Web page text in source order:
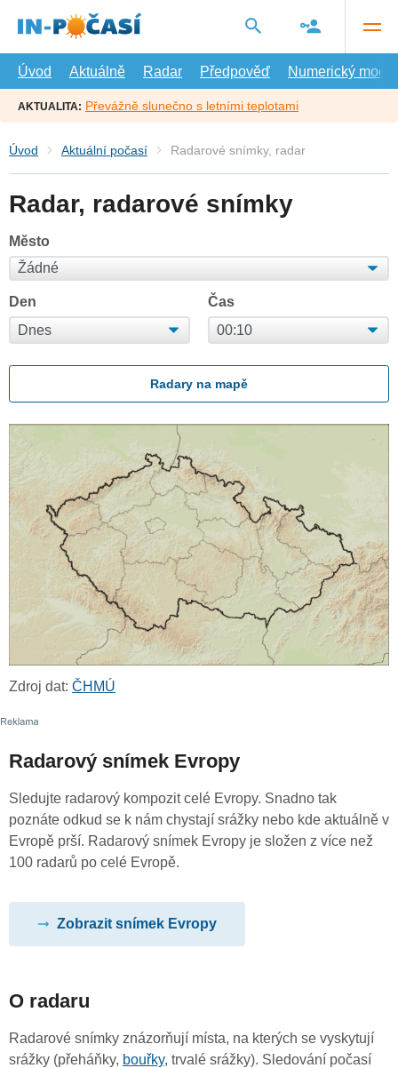
hlavní
Úvod
Aktuálně Radar Předpověď Numerický model
AKTUALITA: Převážně slunečno s letními teplotami
Úvod Aktuální počasí Radarové snímky, radar
Radar, radarové snímky
Město
Den Čas
Radary na mapě
Zdroj dat: ČHMÚ
Radarový snímek Evropy
Sledujte radarový kompozit celé Evropy. Snadno tak
poznáte odkud se k nám chystají srážky nebo kde aktuálně v
Evropě prší. Radarový snímek Evropy je složen z více než
100 radarů po celé Evropě.
Zobrazit snímek Evropy
O radaru
Radarové snímky znázorňují místa, na kterých se vyskytují
srážky (přeháňky, bouřky, trvalé srážky). Sledování počasí